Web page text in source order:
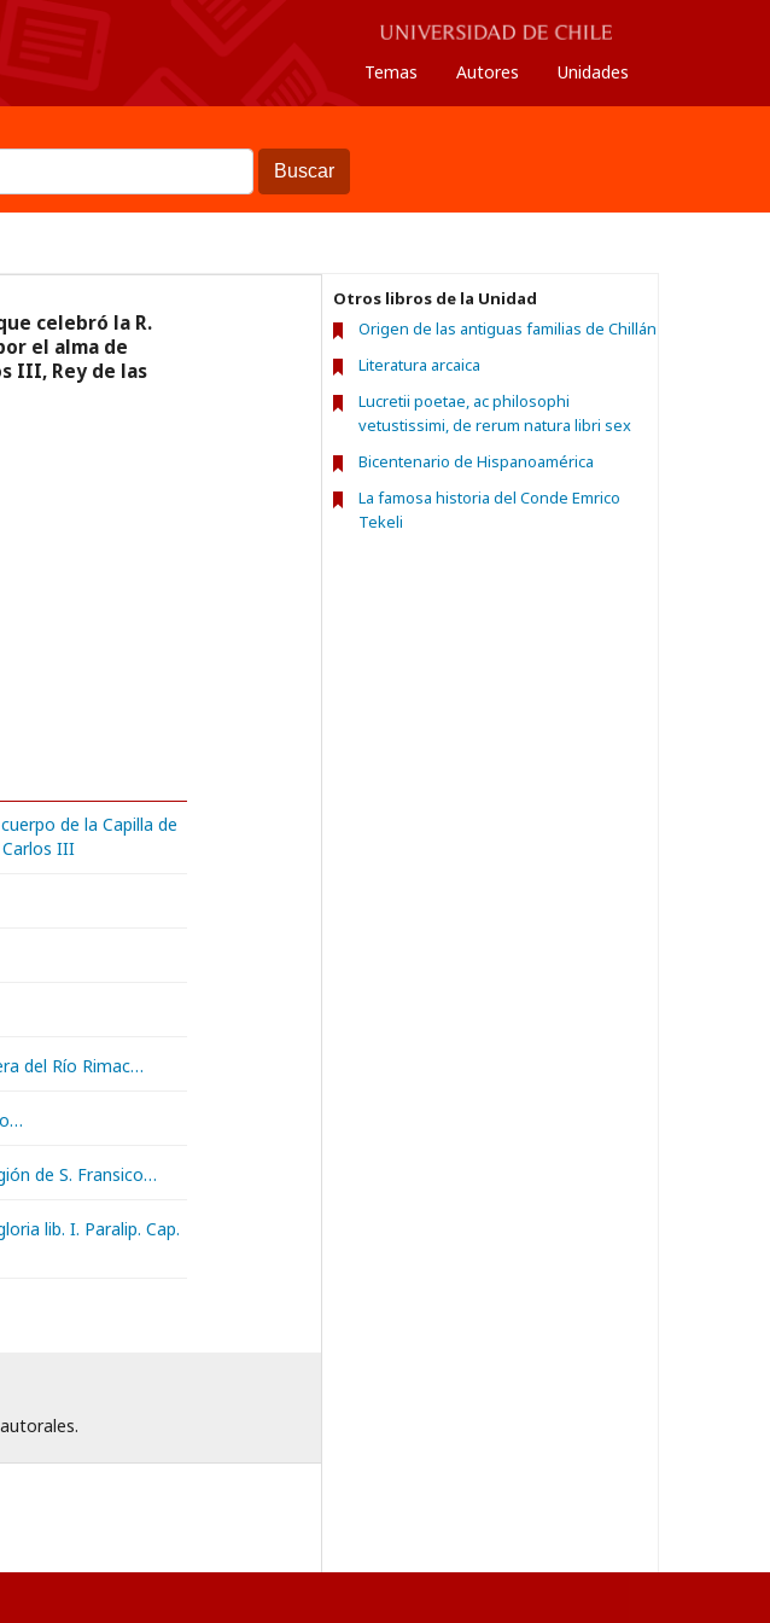
Temas Autores Unidades
Buscar
celebró la R.
el alma de
III, Rey de las
de la Capilla de
III
del Río Rimac…
de S. Fransico…
lib. I. Paralip. Cap.
Otros libros de la Unidad
Origen de las antiguas familias de Chillán
Literatura arcaica
Lucretii poetae, ac philosophi
vetustissimi, de rerum natura libri sex
Bicentenario de Hispanoamérica
La famosa historia del Conde Emrico
Tekeli